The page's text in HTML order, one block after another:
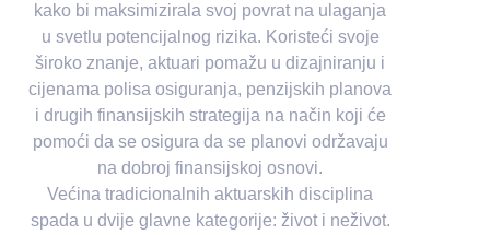
kako bi maksimizirala svoj povrat na ulaganja
u svetlu potencijalnog rizika. Koristeći svoje
široko znanje, aktuari pomažu u dizajniranju i
cijenama polisa osiguranja, penzijskih planova
i drugih finansijskih strategija na način koji će
pomoći da se osigura da se planovi održavaju
na dobroj finansijskoj osnovi.
Većina tradicionalnih aktuarskih disciplina
spada u dvije glavne kategorije: život i neživot.